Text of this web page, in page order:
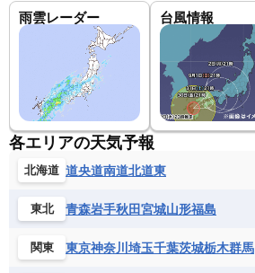
雨雲レーダー 台風情報
各エリアの天気予報
北海道 道央道南道北道東
東北 青森岩手秋田宮城山形福島
関東 東京神奈川 埼玉千葉茨城栃木群馬